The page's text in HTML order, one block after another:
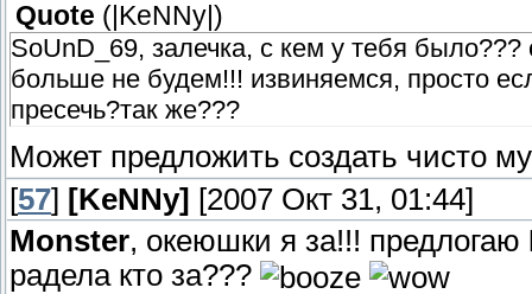
Quote ( |KeNNy| )
SoUnD_69, залечка, с кем у тебя
больше не будем!!! извиняемся, просто
пресечь?так же???
Может предложить создать чисто
[57] [KeNNy] [2007 Окт 31, 01:44]
Monster, океюшки я за!!! предлогаю
радела кто за???